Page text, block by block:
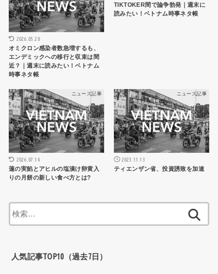
2026.05.20
オミクロン感染者数急増するも、
エンデミックへの移行と収束は間
近？｜週末に読みたい！ベトナム
時事ネタ帳
TIKTOKER間で論争勃発｜週末に
読みたい！ベトナム時事ネタ帳
ニュース記事
2026.07.14
蓮の実餡とアヒルの塩漬け卵黄入
りの月餅の新しい食べ方とは?
ニュース記事
2023.11.13
ティエンザン省、投資誘致を加速
索:
人気記事TOP10（過去7日）